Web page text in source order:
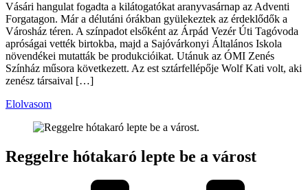
Vásári hangulat fogadta a kilátogatókat aranyvasárnap az Adventi
Forgatagon. Már a délutáni órákban gyülekeztek az érdeklődők a
Városház téren. A színpadot elsőként az Árpád Vezér Úti Tagóvoda
apróságai vették birtokba, majd a Sajóvárkonyi Általános Iskola
növendékei mutatták be produkcióikat. Utánuk az ÓMI Zenés
Színház műsora következett. Az est sztárfellépője Wolf Kati volt, aki
zenész társaival […]
Elolvasom
Reggelre hótakaró lepte be a várost